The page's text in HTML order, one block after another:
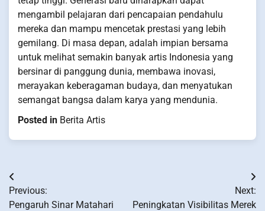
mengambil pelajaran dari pencapaian pendahulu
mereka dan mampu mencetak prestasi yang lebih
gemilang. Di masa depan, adalah impian bersama
untuk melihat semakin banyak artis Indonesia yang
bersinar di panggung dunia, membawa inovasi,
merayakan keberagaman budaya, dan menyatukan
semangat bangsa dalam karya yang mendunia.
Posted in Berita Artis
Post
navigation
Previous:
Pengaruh Sinar Matahari
Next:
Peningkatan Visibilitas Merek